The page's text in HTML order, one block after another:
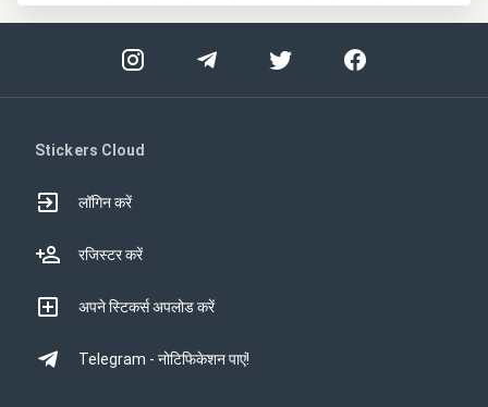
Stickers Cloud
लॉगिन करें
रजिस्टर करें
अपने स्टिकर्स अपलोड करें
Telegram - नोटिफिकेशन पाएं!